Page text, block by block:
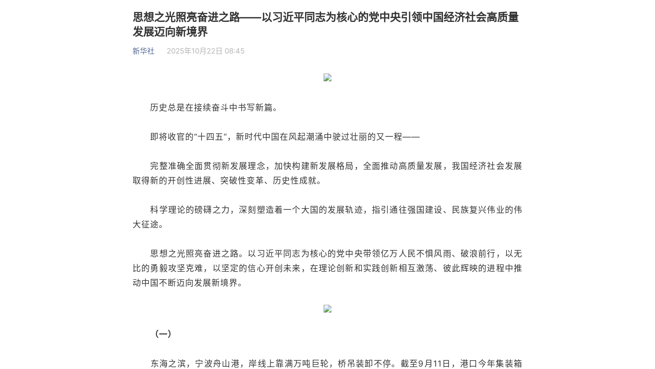
思想之光照亮奋进之路——以习近平同志为核心的党中央引领中国经济社会高质量
发展迈向新境界
新华社 2025年10月22日 08:45
历史总是在接续奋斗中书写新篇。
即将收官的“十四五”，新时代中国在风起潮涌中驶过壮丽的又一程——
完整准确全面贯彻新发展理念，加快构建新发展格局，全面推动高质量发展，我国经济社会发展
取得新的开创性进展、突破性变革、历史性成就。
科学理论的磅礴之力，深刻塑造着一个大国的发展轨迹，指引通往强国建设、民族复兴伟业的伟
大征途。
思想之光照亮奋进之路。以习近平同志为核心的党中央带领亿万人民不惧风雨、破浪前行，以无
比的勇毅攻坚克难，以坚定的信心开创未来，在理论创新和实践创新相互激荡、彼此辉映的进程中推
动中国不断迈向发展新境界。
（一）
东海之滨，宁波舟山港，岸线上靠满万吨巨轮，桥吊装卸不停。截至9月11日，港口今年集装箱